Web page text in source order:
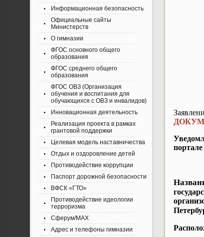
портале
Информационная безопасность
Официальные сайты
Министерств
О гимназии
ФГОС основного общего
образования
ФГОС среднего общего
образования
ФГОС ОВЗ (Организация
обучения и воспитания для
обучающихся с ОВЗ и инвалидов)
Инновационная деятельность
Реализация проекта в рамках
грантовой поддержки
Целевая модель наставничества
Отдых и оздоровление детей
Противодействие коррупции
Паспорт дорожной безопасности
ВФСК «ГТО»
Противодействие идеологии
терроризма
Сферум/MAX
Адрес и телефоны гимназии